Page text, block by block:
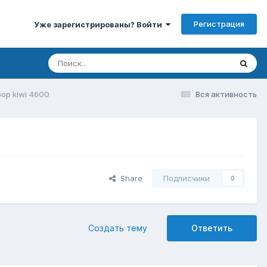
Уже зарегистрированы? Войти Регистрация
Вся активность
kiwi 4600
Share Подписчики 0
Ответить
Создать тему